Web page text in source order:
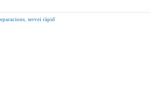
servei ràpid